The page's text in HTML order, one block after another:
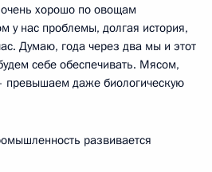
хорошо по овощам
у нас проблемы, долгая история,
Думаю, года через два мы и этот
себе обеспечивать. Мясом,
даже биологическую
развивается